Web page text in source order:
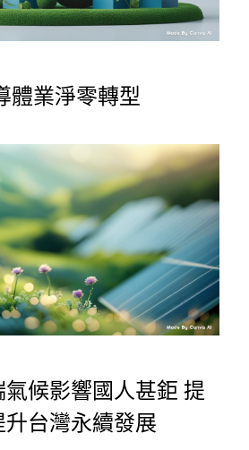
體業淨零轉型
候影響國人甚鉅 提
台灣永續發展